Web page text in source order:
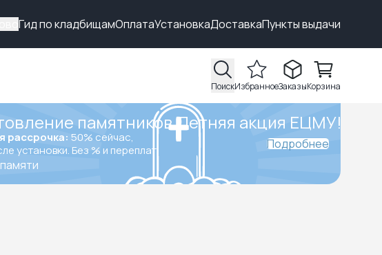
Гид по кладбищамОплатаУстановкаДоставкаПункты выдачи
ПоискИзбранноеЗаказыКорзина
памятников.Летняя акция ЕЦМУ!
рассрочка: 50% сейчас,
установки. Без % и переплат.
Подробнее